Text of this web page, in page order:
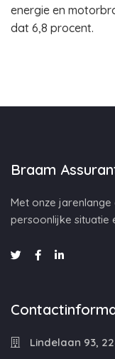
energie en
dat 6,8 procent.
Braam
Met onze
persoonlijke situatie
Lindelaan 93,